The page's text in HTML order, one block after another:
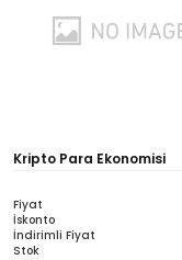
Kripto Para Ekonomisi
Fiyat
İskonto
İndirimli Fiyat
Stok